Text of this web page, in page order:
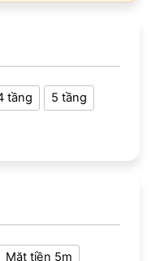
tầng 5 tầng
Mặt tiền 5m